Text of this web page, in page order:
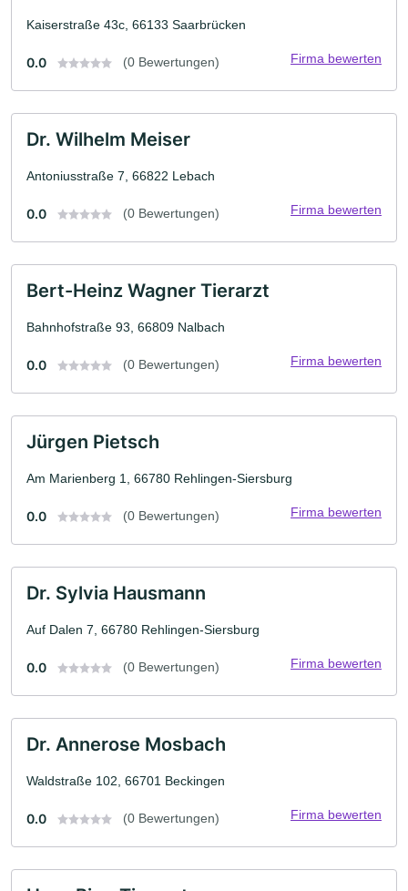
Kaiserstraße 43c, 66133 Saarbrücken
0.0 (0 Bewertungen) Firma bewerten
Dr. Wilhelm Meiser
Antoniusstraße 7, 66822 Lebach
0.0 (0 Bewertungen) Firma bewerten
Bert-Heinz Wagner Tierarzt
Bahnhofstraße 93, 66809 Nalbach
0.0 (0 Bewertungen) Firma bewerten
Jürgen Pietsch
Am Marienberg 1, 66780 Rehlingen-Siersburg
0.0 (0 Bewertungen) Firma bewerten
Dr. Sylvia Hausmann
Auf Dalen 7, 66780 Rehlingen-Siersburg
0.0 (0 Bewertungen) Firma bewerten
Dr. Annerose Mosbach
Waldstraße 102, 66701 Beckingen
0.0 (0 Bewertungen) Firma bewerten